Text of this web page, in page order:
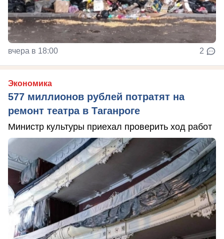
вчера в 18:00 2
Экономика
577 миллионов рублей потратят на
ремонт театра в Таганроге
Министр культуры приехал проверить ход работ